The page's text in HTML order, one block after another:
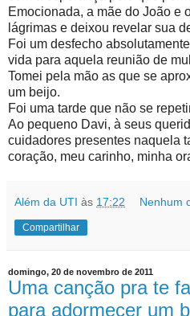
Emocionada, a mãe do João e
lágrimas e deixou revelar sua
Foi um desfecho
vida para aquela reunião de
Tomei pela mão as que se
um beijo.
Foi uma tarde que não se
Ao pequeno Davi, à seus
cuidadores presentes naquela
coração, meu carinho, minha
Além da UTI às 17:22 Nenhum
Compartilhar
domingo, 20 de novembro de 2011
Uma canção pra te
para adormecer um